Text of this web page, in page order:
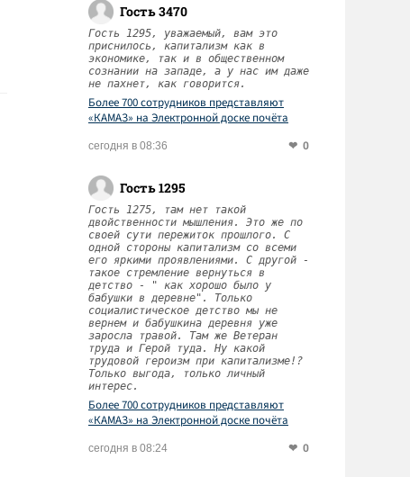
Гость 3470
Гость 1295, уважаемый, вам это
приснилось, капитализм как в
экономике, так и в общественном
сознании на западе, а у нас им даже
не пахнет, как говорится.
Более 700 сотрудников представляют
«КАМАЗ» на Электронной доске почёта
сегодня в 08:36 0
Гость 1295
Гость 1275, там нет такой
двойственности мышления. Это же по
своей сути пережиток прошлого. С
одной стороны капитализм со всеми
его яркими проявлениями. С другой -
такое стремление вернуться в
детство - " как хорошо было у
бабушки в деревне". Только
социалистическое детство мы не
вернем и бабушкина деревня уже
заросла травой. Там же Ветеран
труда и Герой туда. Ну какой
трудовой героизм при капитализме!?
Только выгода, только личный
интерес.
Более 700 сотрудников представляют
«КАМАЗ» на Электронной доске почёта
сегодня в 08:24 0